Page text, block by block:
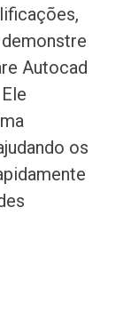
Autocad
os